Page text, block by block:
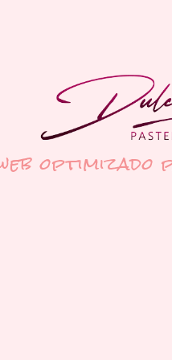
optimizado